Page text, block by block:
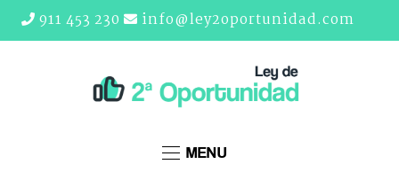
911 453 230 info@ley2oportunidad.com
MENU